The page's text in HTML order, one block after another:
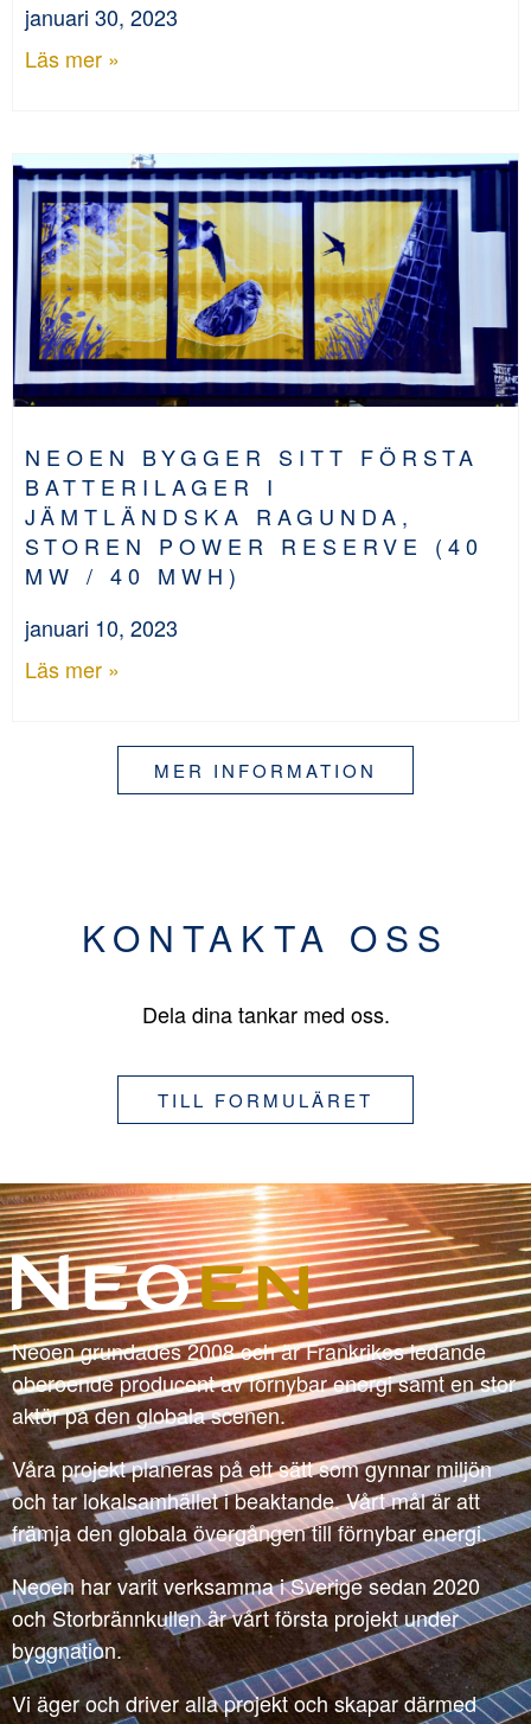
januari 30, 2023
Läs mer »
NEOEN BYGGER SITT FÖRSTA
BATTERILAGER I
JÄMTLÄNDSKA RAGUNDA,
STOREN POWER RESERVE (40
MW / 40 MWH)
januari 10, 2023
Läs mer »
MER INFORMATION
KONTAKTA OSS
Dela dina tankar med oss.
TILL FORMULÄRET
Neoen grundades 2008 och är Frankrikes ledande
oberoende producent av förnybar energi samt en stor
aktör på den globala scenen.
Våra projekt planeras på ett sätt som gynnar miljön
och tar lokalsamhället i beaktande. Vårt mål är att
främja den globala övergången till förnybar energi.
Neoen har varit verksamma i Sverige sedan 2020
och Storbrännkullen är vårt första projekt under
byggnation.
Vi äger och driver alla projekt och skapar därmed